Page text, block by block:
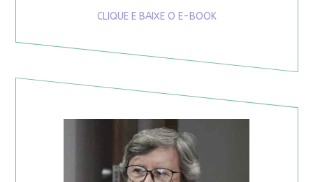
CLIQUE E BAIXE O E-BOOK